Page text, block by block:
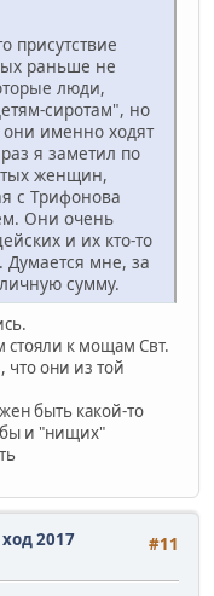
присутствие
раньше не
люди,
сиротам", но
именно ходят
я заметил по
женщин,
с Трифонова
Они очень
и их кто-то
Думается мне, за
сумму.
стояли к мощам Свт.
что они из той
быть какой-то
и "нищих"
#11
2017